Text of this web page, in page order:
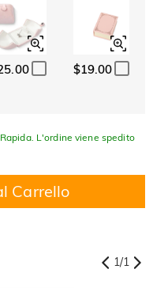
$19.00
L'ordine viene spedito
Carrello
1/1